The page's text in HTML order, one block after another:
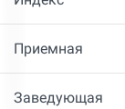
Приемная
Заведующая